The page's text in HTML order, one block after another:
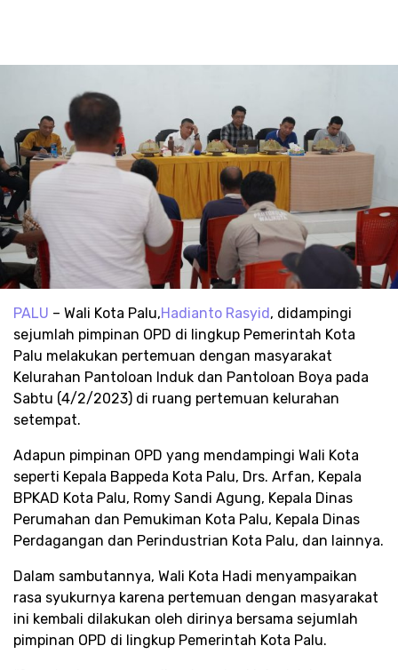
PALU – Wali Kota Palu,Hadianto Rasyid, didampingi
sejumlah pimpinan OPD di lingkup Pemerintah Kota
Palu melakukan pertemuan dengan masyarakat
Kelurahan Pantoloan Induk dan Pantoloan Boya pada
Sabtu (4/2/2023) di ruang pertemuan kelurahan
setempat.
Adapun pimpinan OPD yang mendampingi Wali Kota
seperti Kepala Bappeda Kota Palu, Drs. Arfan, Kepala
BPKAD Kota Palu, Romy Sandi Agung, Kepala Dinas
Perumahan dan Pemukiman Kota Palu, Kepala Dinas
Perdagangan dan Perindustrian Kota Palu, dan lainnya.
Dalam sambutannya, Wali Kota Hadi menyampaikan
rasa syukurnya karena pertemuan dengan masyarakat
ini kembali dilakukan oleh dirinya bersama sejumlah
pimpinan OPD di lingkup Pemerintah Kota Palu.